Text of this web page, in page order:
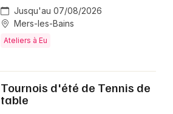
Jusqu'au 07/08/2026
Mers-les-Bains
Ateliers à Eu
Tournois d'été de Tennis de
table